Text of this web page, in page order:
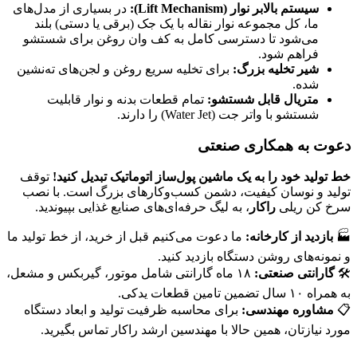
سیستم بالابر نوار (Lift Mechanism
): در بسیاری از مدل‌های
ما، کل مجموعه نوار نقاله با یک جک (برقی یا دستی) بلند
می‌شود تا دسترسی کامل به کف وان روغن برای شستشو
فراهم شود.
شیر تخلیه بزرگ: برای تخلیه سریع روغن و لجن‌های ته‌نشین
شده.
متریال قابل شستشو: تمام قطعات بدنه و نوار قابلیت
شستشو با واتر جت (Water Jet) را دارند.
دعوت به همکاری صنعتی
خط تولید خود را به یک ماشین پول‌ساز اتوماتیک تبدیل کنید! توقف
تولید و نوسان کیفیت، دشمن کسب‌وکارهای بزرگ است. با نصب
سرخ کن ریلی راکار ، به لیگ حرفه‌ای‌های صنایع غذایی بپیوندید.
🏭 بازدید از کارخانه: ما دعوت می‌کنیم قبل از خرید، از خط تولید ما
و نمونه‌های روشن دستگاه بازدید کنید.
🛠گارانتی صنعتی:
۱۸ ماه گارانتی شامل موتور، گیربکس و مشعل،
به همراه ۱۰ سال تضمین تامین قطعات یدکی.
📋 مشاوره مهندسی: برای محاسبه ظرفیت تولید و ابعاد دستگاه
مورد نیازتان، همین حالا با مهندسین ارشد راکار تماس بگیرید.